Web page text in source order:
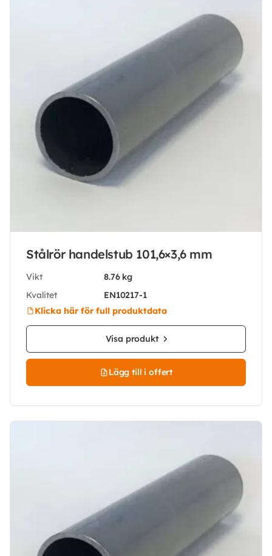
Stålrör handelstub 101,6×3,6 mm
Vikt
8.76 kg
Kvalitet
EN10217-1
Klicka här för full produktdata
Visa produkt
Lägg till i offert